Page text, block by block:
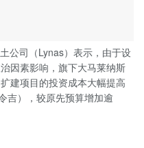
公司（Lynas）表示，由于设
因素影响，旗下大马莱纳斯
建项目的投资成本大幅提高
吉），较原先预算增加逾